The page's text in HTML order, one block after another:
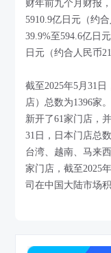
财年前九个月财报
5910.9亿日元（约
39.9%至594.6亿日
日元（约合人民币
截至2025年5月31
店）总数为1396家
新开了61家门店，
31日，日本门店总
台湾、越南、马来
家门店，截至2025
司在中国大陆市场